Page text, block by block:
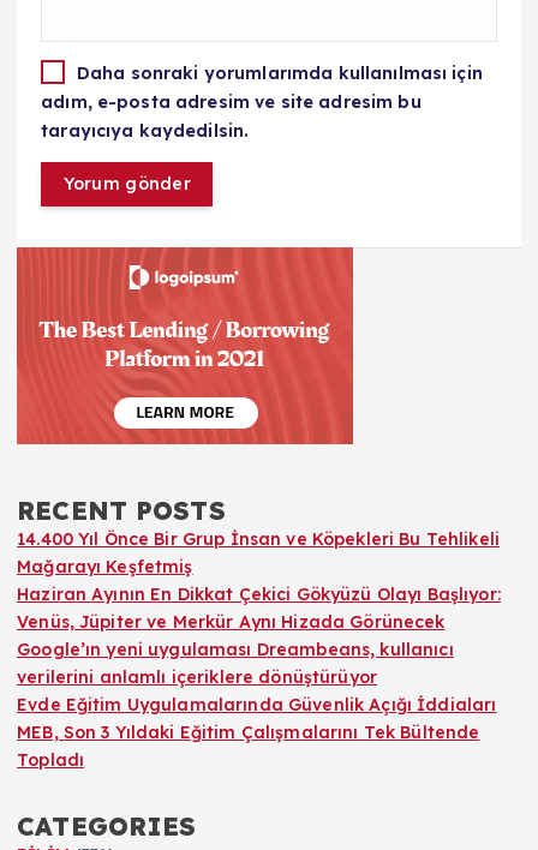
Daha sonraki yorumlarımda kullanılması için
adım, e-posta adresim ve site adresim bu
tarayıcıya kaydedilsin.
RECENT POSTS
14.400 Yıl Önce Bir Grup İnsan ve Köpekleri Bu Tehlikeli
Mağarayı Keşfetmiş
Haziran Ayının En Dikkat Çekici Gökyüzü Olayı Başlıyor:
Venüs, Jüpiter ve Merkür Aynı Hizada Görünecek
Google’ın yeni uygulaması Dreambeans, kullanıcı
verilerini anlamlı içeriklere dönüştürüyor
Evde Eğitim Uygulamalarında Güvenlik Açığı İddiaları
MEB, Son 3 Yıldaki Eğitim Çalışmalarını Tek Bültende
Topladı
CATEGORIES